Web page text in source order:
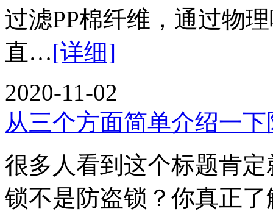
过滤PP棉纤维，通过物
直…[详细]
2020-11-02
从三个方面简单介绍一
很多人看到这个标题肯
锁不是防盗锁？你真正